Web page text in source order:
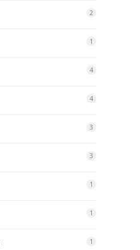
2
1
4
4
3
3
1
1
1